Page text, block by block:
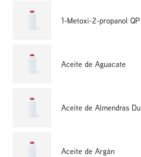
1-Metoxi-2-propanol QP
Aceite de Aguacate
Aceite de Almendras
Aceite de Argán